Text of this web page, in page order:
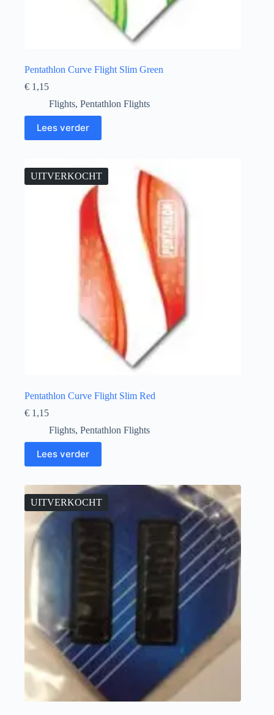
Pentathlon Curve Flight Slim Green
€ 1,15
Flights, Pentathlon Flights
Lees verder
UITVERKOCHT
Pentathlon Curve Flight Slim Red
€ 1,15
Flights, Pentathlon Flights
Lees verder
UITVERKOCHT